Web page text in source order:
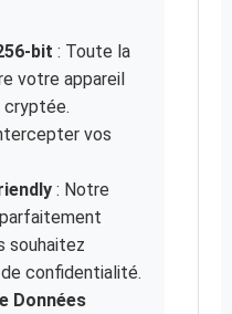
bit : Toute la
votre appareil
cryptée.
vos
: Notre
souhaitez
confidentialité.
Données